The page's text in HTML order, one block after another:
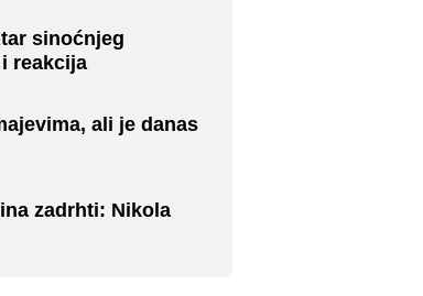
sinoćnjeg
reakcija
ali je danas
zadrhti: Nikola